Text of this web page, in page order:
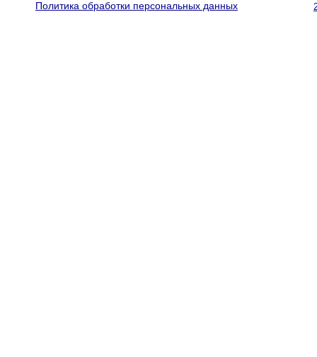
Политика обработки персональных данных